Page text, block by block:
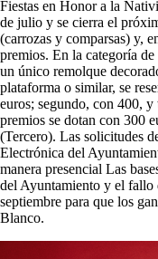
Fiestas en Honor a la
de julio y se cierra el
(carrozas y comparsas) y,
premios. En la categoría
un único remolque
plataforma o similar, se
euros; segundo, con 400,
premios se dotan con 300
(Tercero). Las solicitudes
Electrónica del
manera presencial Las
del Ayuntamiento y el fallo
septiembre para que los
Blanco.